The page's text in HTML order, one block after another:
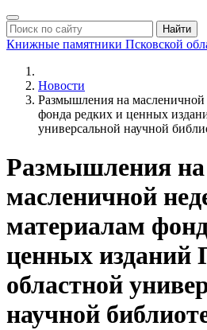
Найти
Книжные памятники Псковской
Новости
Размышления на масленичной
фонда редких и ценных
универсальной научной
Размышления на
масленичной
материалам
ценных изданий
областной
научной